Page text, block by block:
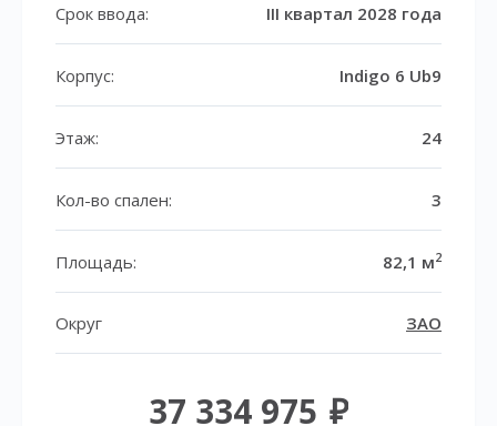
Срок ввода: III квартал 2028 года
Корпус: Indigo 6 Ub9
Этаж: 24
Кол-во спален: 3
Площадь: 82,1 м2
Округ ЗАО
37 334 975